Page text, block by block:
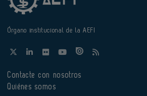
Órgano institucional de la AEFI
Contacte con nosotros
Quiénes somos